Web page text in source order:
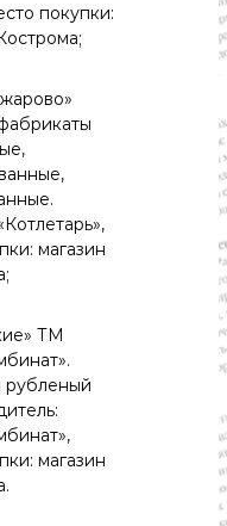
покупки:
магазин
ТМ
рубленый
магазин